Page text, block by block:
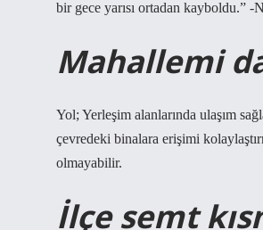
bir gece yarısı ortadan kayboldu.” -
Mahallemi
Yol; Yerleşim alanlarında ulaşım
çevredeki binalara erişimi
olmayabilir.
İlçe semt